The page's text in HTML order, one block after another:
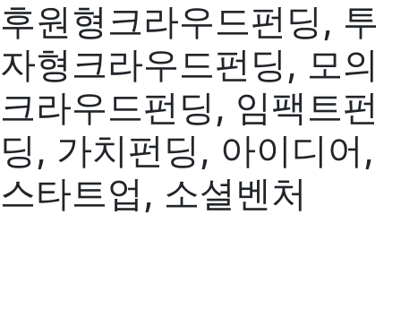
후원형크라우드펀딩, 투
자형크라우드펀딩, 모의
크라우드펀딩, 임팩트펀
딩, 가치펀딩, 아이디어,
스타트업, 소셜벤처